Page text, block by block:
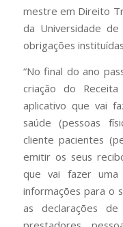
mestre em Direito
da Universidade
obrigações
“No final do ano
criação do
aplicativo que vai
saúde (pessoas
cliente pacientes
emitir os seus
que vai fazer uma
informações para o
as declarações